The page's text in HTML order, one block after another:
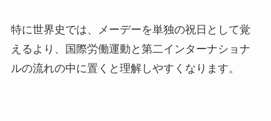
特に世界史では、メーデーを単独の祝日として覚
えるより、国際労働運動と第二インターナショナ
ルの流れの中に置くと理解しやすくなります。